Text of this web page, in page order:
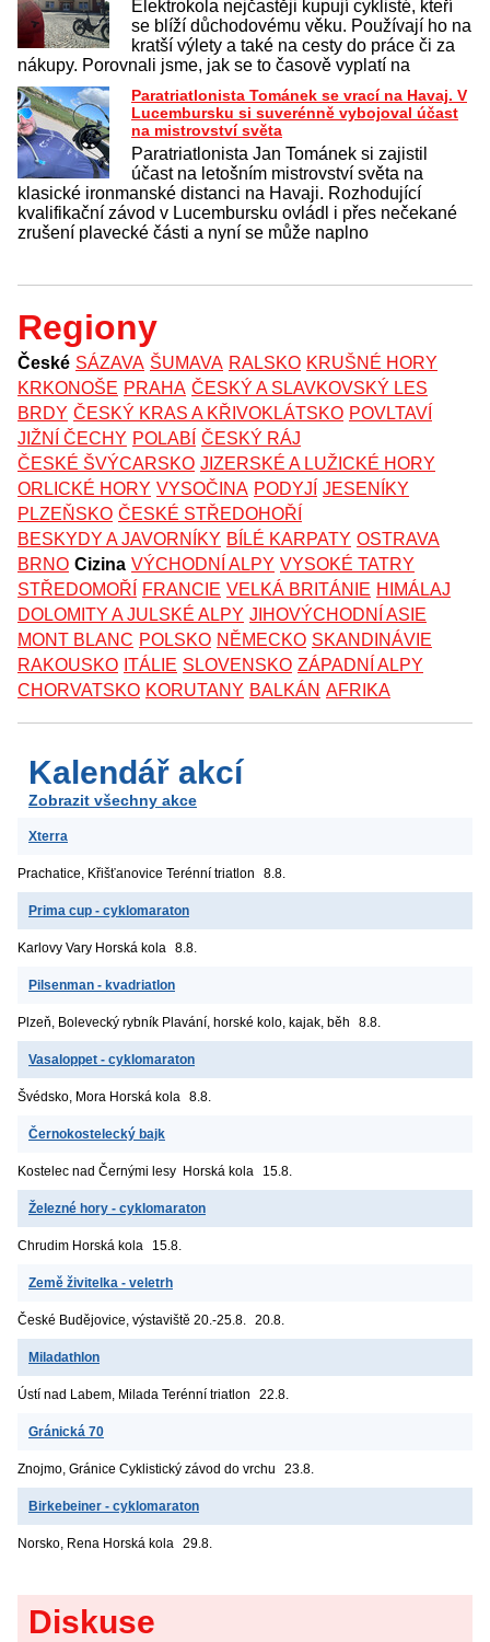
Elektrokola nejčastěji kupují cyklisté, kteří
se blíží důchodovému věku. Používají ho na
kratší výlety a také na cesty do práce či za
nákupy. Porovnali jsme, jak se to časově vyplatí na
Paratriatlonista Tománek se vrací na Havaj. V
Lucembursku si suverénně vybojoval účast
na mistrovství světa
Paratriatlonista Jan Tománek si zajistil
účast na letošním mistrovství světa na
klasické ironmanské distanci na Havaji. Rozhodující
kvalifikační závod v Lucembursku ovládl i přes nečekané
zrušení plavecké části a nyní se může naplno
Regiony
České SÁZAVA ŠUMAVA RALSKO KRUŠNÉ HORY
KRKONOŠE PRAHA ČESKÝ A SLAVKOVSKÝ LES
BRDY ČESKÝ KRAS A KŘIVOKLÁTSKO POVLTAVÍ
JIŽNÍ ČECHY POLABÍ ČESKÝ RÁJ
ČESKÉ ŠVÝCARSKO JIZERSKÉ A LUŽICKÉ HORY
ORLICKÉ HORY VYSOČINA PODYJÍ JESENÍKY
PLZEŇSKO ČESKÉ STŘEDOHOŘÍ
BESKYDY A JAVORNÍKY BÍLÉ KARPATY OSTRAVA
BRNO Cizina VÝCHODNÍ ALPY VYSOKÉ TATRY
STŘEDOMOŘÍ
FRANCIE VELKÁ BRITÁNIE HIMÁLAJ
DOLOMITY A JULSKÉ ALPY JIHOVÝCHODNÍ ASIE
MONT BLANC POLSKO NĚMECKO SKANDINÁVIE
RAKOUSKO ITÁLIE SLOVENSKO ZÁPADNÍ ALPY
CHORVATSKO KORUTANY BALKÁN AFRIKA
Kalendář akcí
Zobrazit všechny akce
Xterra
Prachatice, Křišťanovice Terénní triatlon 8.8.
Prima cup - cyklomaraton
Karlovy Vary Horská kola 8.8.
Pilsenman - kvadriatlon
Plzeň, Bolevecký rybník Plavání, horské kolo, kajak, běh 8.8.
Vasaloppet - cyklomaraton
Švédsko, Mora Horská kola 8.8.
Černokostelecký bajk
Kostelec nad Černými lesy Horská kola 15.8.
Železné hory - cyklomaraton
Chrudim Horská kola 15.8.
Země živitelka - veletrh
České Budějovice, výstaviště 20.-25.8. 20.8.
Miladathlon
Ústí nad Labem, Milada Terénní triatlon 22.8.
Gránická 70
Znojmo, Gránice Cyklistický závod do vrchu 23.8.
Birkebeiner - cyklomaraton
Norsko, Rena Horská kola 29.8.
Diskuse